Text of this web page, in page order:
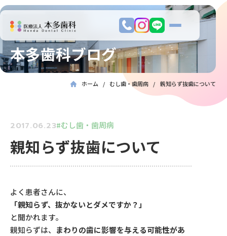
本多歯科ブログ
ホーム むし歯・歯周病 親知らず抜歯について
2017.06.23 むし歯・歯周病
親知らず抜歯について
よく患者さんに、
「親知らず、抜かないとダメですか？」
と聞かれます。
親知らずは、 まわりの歯に影響を与える可能性があ